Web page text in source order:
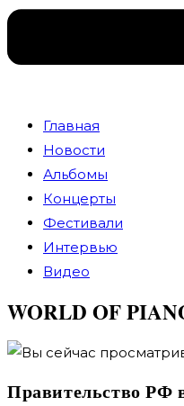
Главная
Новости
Альбомы
Концерты
Фестивали
Интервью
Видео
WORLD OF
Правительство РФ